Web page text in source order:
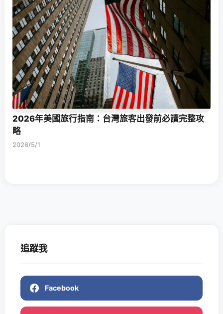
2026年美國旅行指南：台灣旅客出發前必讀完整攻
略
2026/5/1
追蹤我
Facebook